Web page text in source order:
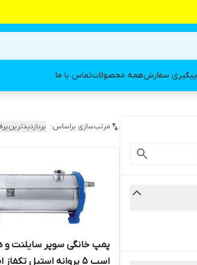
پیگیری سفارشهمه محصولاتتماس با ما
مرتب‌سازی براساس: پربازدیدترین
اسب 5 پروانه استیل